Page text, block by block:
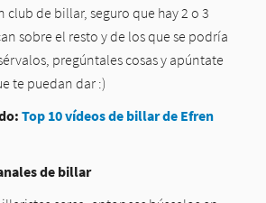
club de billar, seguro que hay 2 o 3
sobre el resto y de los que se podría
pregúntales cosas y apúntate
te puedan dar :)
Top 10 vídeos de billar de Efren
de billar